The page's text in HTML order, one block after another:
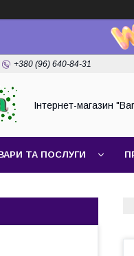
+380 (96) 640-84-31
Інтернет-магазин
ТА ПОСЛУГИ